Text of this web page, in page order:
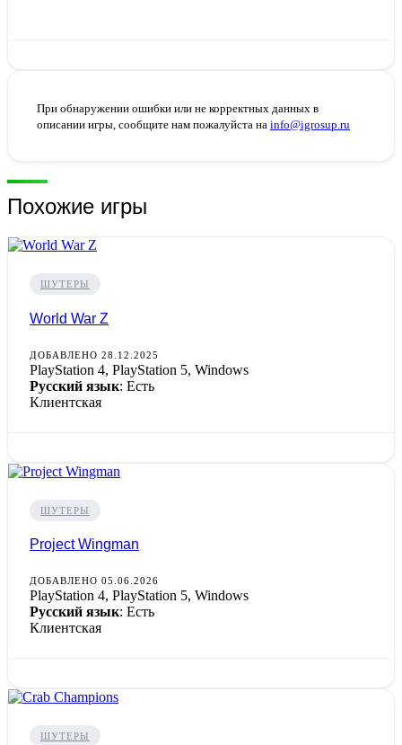
При обнаружении ошибки или не корректных данных в
описании игры, сообщите нам пожалуйста на info@igrosup.ru
Похожие игры
ШУТЕРЫ
World War Z
ДОБАВЛЕНО 28.12.2025
PlayStation 4, PlayStation 5, Windows
Русский язык: Есть
Клиентская
ШУТЕРЫ
Project Wingman
ДОБАВЛЕНО 05.06.2026
PlayStation 4, PlayStation 5, Windows
Русский язык: Есть
Клиентская
ШУТЕРЫ